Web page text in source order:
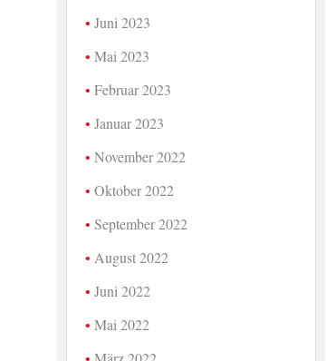
Juni 2023
Mai 2023
Februar 2023
Januar 2023
November 2022
Oktober 2022
September 2022
August 2022
Juni 2022
Mai 2022